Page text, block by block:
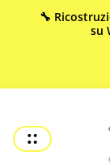
🔧
su